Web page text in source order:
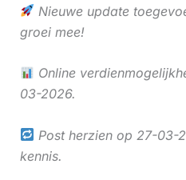
Nieuwe update
groei mee!
Online
03-2026.
Post herzien op 27-03-
kennis.